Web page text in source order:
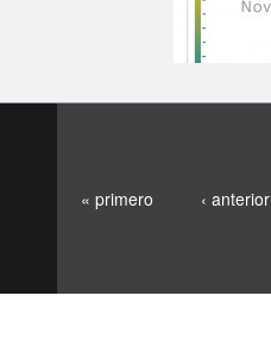
« primero ‹ anterior